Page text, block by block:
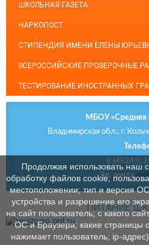
ШКОЛЬНАЯ ГАЗЕТА
НАРКОПОСТ
СТИПЕНДИЯ ИМЕНИ ЕЛЕНЫ
ВСЕРОССИЙСКИЕ ПРОВЕРОЧНЫЕ
ТЕСТИРОВАНИЕ ИНОСТРАННЫХ
МБОУ
Владимирская обл., г.
8 (49245)
Эл. почта
ПИТАНИЕ
Продолжая использовать наш
обработку файлов cookie,
местоположении; тип и версия
устройства и разрешение его
на сайт пользователь; с какого
ОС и Браузера; какие страницы
нажимает пользователь; ip-